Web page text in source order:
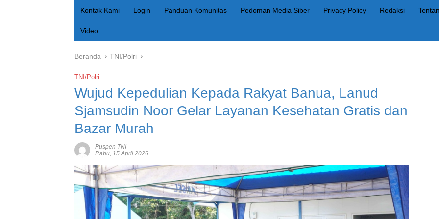
Kontak Kami Login Panduan Komunitas Pedoman Media Siber Privacy Policy Redaksi
Video
Beranda TNI/Polri
TNI/Polri
Wujud Kepedulian Kepada Rakyat Banua, Lanud
Sjamsudin Noor Gelar Layanan Kesehatan Gratis dan
Bazar Murah
Puspen TNI
Rabu, 15 April 2026